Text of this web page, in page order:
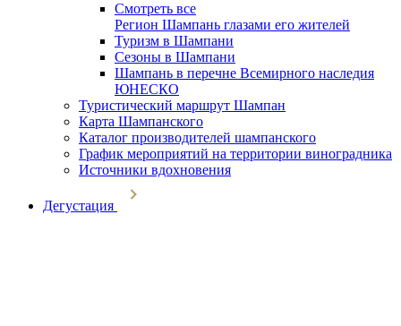
Смотреть все
Регион Шампань глазами его жителей
Туризм в Шампани
Сезоны в Шампани
Шампань в перечне Всемирного наследия
ЮНЕСКО
Туристический маршрут Шампан
Карта Шампанского
Каталог производителей шампанского
График мероприятий на территории виноградника
Источники вдохновения
Дегустация